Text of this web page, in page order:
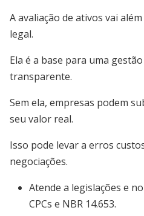
A avaliação de ativos vai
legal.
Ela é a base para uma
transparente.
Sem ela, empresas podem
seu valor real.
Isso pode levar a erros
negociações.
Atende a legislações e
CPCs e NBR 14.653.